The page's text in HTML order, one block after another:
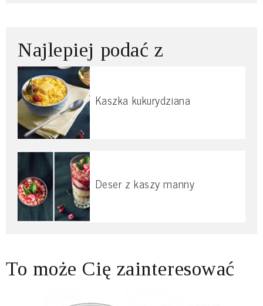
Najlepiej podać z
Kaszka kukurydziana
Deser z kaszy manny
To może Cię zainteresować